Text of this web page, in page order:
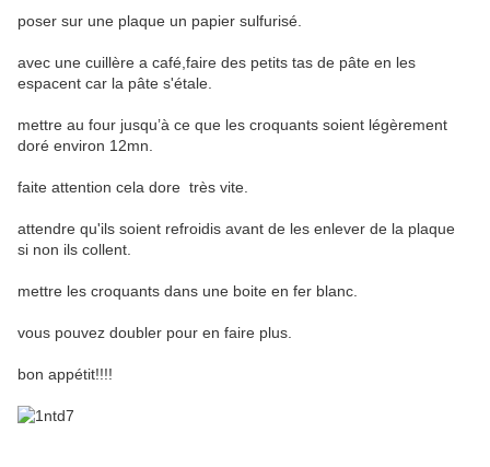
poser sur une plaque un papier sulfurisé.
avec une cuillère a café,faire des petits tas de pâte en les
espacent car la pâte s'étale.
mettre au four jusqu’à ce que les croquants soient légèrement
doré environ 12mn.
faite attention cela dore très vite.
attendre qu'ils soient refroidis avant de les enlever de la plaque
si non ils collent.
mettre les croquants dans une boite en fer blanc.
vous pouvez doubler pour en faire plus.
bon appétit!!!!